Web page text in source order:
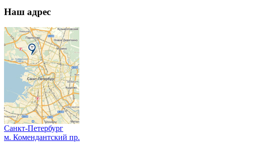
Наш адрес
Санкт-Петербург
м. Комендантский пр.